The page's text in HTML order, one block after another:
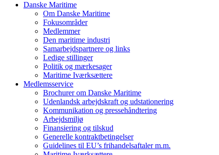
Danske Maritime
Om Danske Maritime
Fokusområder
Medlemmer
Den maritime industri
Samarbejdspartnere og links
Ledige stillinger
Politik og mærkesager
Maritime Iværksættere
Medlemsservice
Brochurer om Danske Maritime
Udenlandsk arbejdskraft og udstationering
Kommunikation og pressehåndtering
Arbejdsmiljø
Finansiering og tilskud
Generelle kontraktbetingelser
Guidelines til EU’s frihandelsaftaler m.m.